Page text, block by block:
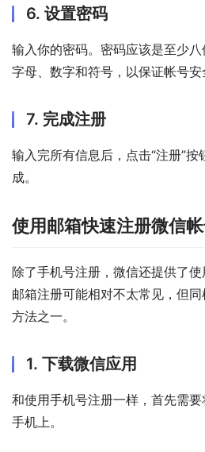
6. 设置密码
输入你的密码。密码应该是至少
字母、数字和符号，以保证帐号安
7. 完成注册
输入完所有信息后，点击“注册”
成。
使用邮箱快速注册微信
除了手机号注册，微信还提供了
邮箱注册可能相对不太常见，但
方法之一。
1. 下载微信应用
和使用手机号注册一样，首先需
手机上。